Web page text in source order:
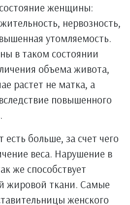
женщины:
нервозность,
утомляемость.
в таком состоянии
объема живота,
растет не матка, а
повышенного
больше, за счет чего
веса. Нарушение в
же способствует
жировой ткани. Самые
женского